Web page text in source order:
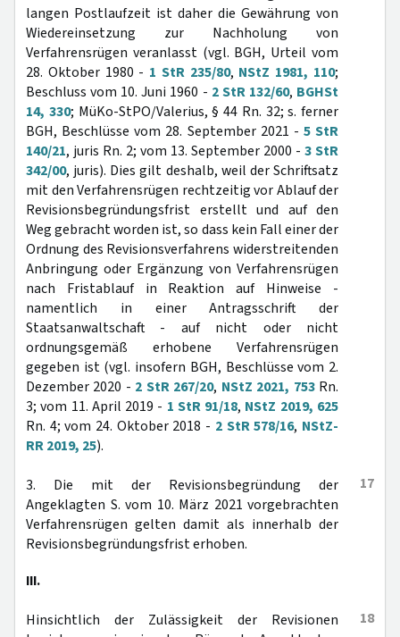
langen Postlaufzeit ist daher die Gewährung von
Wiedereinsetzung zur Nachholung von
Verfahrensrügen veranlasst (vgl. BGH, Urteil vom
28. Oktober 1980 - 1 StR 235/80, NStZ 1981, 110;
Beschluss vom 10. Juni 1960 - 2 StR 132/60, BGHSt
14, 330; MüKo-StPO/Valerius, § 44 Rn. 32; s. ferner
BGH, Beschlüsse vom 28. September 2021 - 5 StR
140/21, juris Rn. 2; vom 13. September 2000 - 3 StR
342/00, juris). Dies gilt deshalb, weil der Schriftsatz
mit den Verfahrensrügen rechtzeitig vor Ablauf der
Revisionsbegründungsfrist erstellt und auf den
Weg gebracht worden ist, so dass kein Fall einer der
Ordnung des Revisionsverfahrens widerstreitenden
Anbringung oder Ergänzung von Verfahrensrügen
nach Fristablauf in Reaktion auf Hinweise -
namentlich in einer Antragsschrift der
Staatsanwaltschaft - auf nicht oder nicht
ordnungsgemäß erhobene Verfahrensrügen
gegeben ist (vgl. insofern BGH, Beschlüsse vom 2.
Dezember 2020 - 2 StR 267/20, NStZ 2021, 753Rn.
3; vom 11. April 2019 - 1 StR 91/18, NStZ 2019, 625
Rn. 4; vom 24. Oktober 2018 - 2 StR 578/16, NStZ-
RR 2019, 25).
17
3. Die mit der Revisionsbegründung der
Angeklagten S. vom 10. März 2021 vorgebrachten
Verfahrensrügen gelten damit als innerhalb der
Revisionsbegründungsfrist erhoben.
III.
18
Hinsichtlich der Zulässigkeit der Revisionen